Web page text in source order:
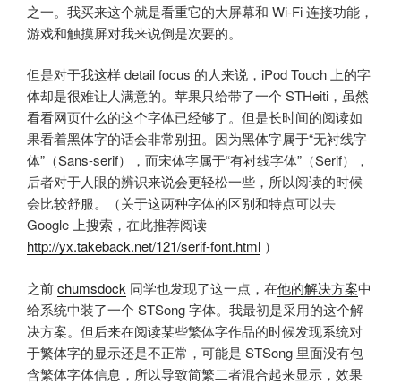
之一。我买来这个就是看重它的大屏幕和 Wi-Fi 连接功能，
游戏和触摸屏对我来说倒是次要的。
但是对于我这样 detail focus 的人来说，iPod Touch 上的字
体却是很难让人满意的。苹果只给带了一个 STHeiti，虽然
看看网页什么的这个字体已经够了。但是长时间的阅读如
果看着黑体字的话会非常别扭。因为黑体字属于“无衬线字
体”（Sans-serif），而宋体字属于“有衬线字体”（Serif），
后者对于人眼的辨识来说会更轻松一些，所以阅读的时候
会比较舒服。（关于这两种字体的区别和特点可以去
Google 上搜索，在此推荐阅读
http://yx.takeback.net/121/serif-font.html ）
之前chumsdock 同学也发现了这一点，在他的解决方案中
给系统中装了一个 STSong 字体。我最初是采用的这个解
决方案。但后来在阅读某些繁体字作品的时候发现系统对
于繁体字的显示还是不正常，可能是 STSong 里面没有包
含繁体字体信息，所以导致简繁二者混合起来显示，效果